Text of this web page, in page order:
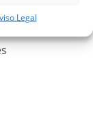
Legal